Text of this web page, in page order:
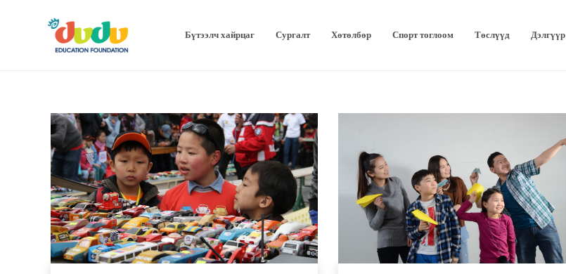
Бүтээлч хайрцаг Сургалт Хөтөлбөр Спорт тоглоом Төслүүд Дэлгүүр